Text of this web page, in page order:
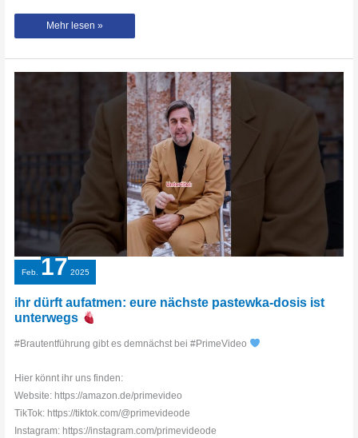
Thomas
–
wie
Mehr lesen »
Feb. 17 2025
ihr dürft aufatmen: eure nächste pastewka-dosis ist
unterwegs
#Brautentführung gibt es demnächst bei #PrimeVideo
Hier könnt ihr uns finden:
Website: https://amazon.de/primevideo
TikTok: https://tiktok.com/@primevideode
Instagram: https://instagram.com/primevideode